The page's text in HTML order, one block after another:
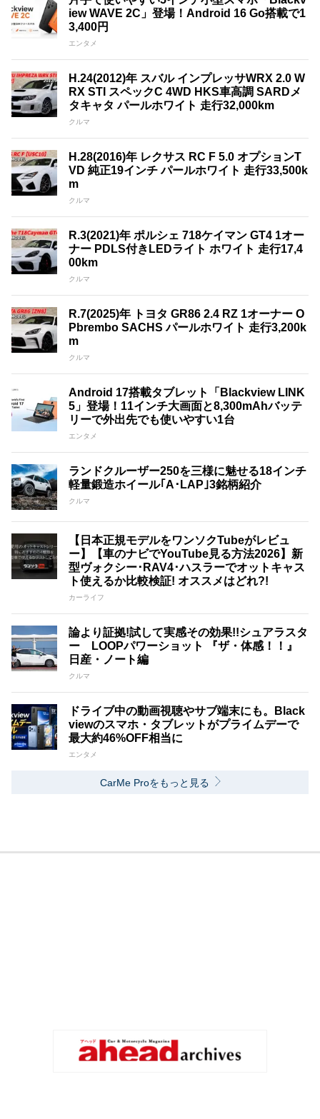
iew WAVE 2C」登場！Android 16 Go搭載で1
3,400円
エンタメ
H.24(2012)年 スバル インプレッサWRX 2.0 W
RX STI スペックC 4WD HKS車高調 SARDメ
タキャタ パールホワイト 走行32,000km
クルマ
H.28(2016)年 レクサス RC F 5.0 オプションT
VD 純正19インチ パールホワイト 走行33,500k
m
クルマ
R.3(2021)年 ポルシェ 718ケイマン GT4 1オー
ナー PDLS付きLEDライト ホワイト 走行17,4
00km
クルマ
R.7(2025)年 トヨタ GR86 2.4 RZ 1オーナー O
Pbrembo SACHS パールホワイト 走行3,200k
m
クルマ
Android 17搭載タブレット「Blackview LINK
5」登場！11インチ大画面と8,300mAhバッテ
リーで外出先でも使いやすい1台
エンタメ
ランドクルーザー250を三様に魅せる18インチ
軽量鍛造ホイール｢A･LAP｣3銘柄紹介
クルマ
【日本正規モデルをワンソクTubeがレビュ
ー】【車のナビでYouTube見る方法2026】新
型ヴォクシー･RAV4･ハスラーでオットキャス
ト使えるか比較検証! オススメはどれ?!
カーライフ
論より証拠!試して実感その効果!!シュアラスタ
ー LOOPパワーショット 『ザ・体感！！』
日産・ノート編
クルマ
ドライブ中の動画視聴やサブ端末にも。Black
viewのスマホ・タブレットがプライムデーで
最大約46%OFF相当に
エンタメ
CarMe Proをもっと見る